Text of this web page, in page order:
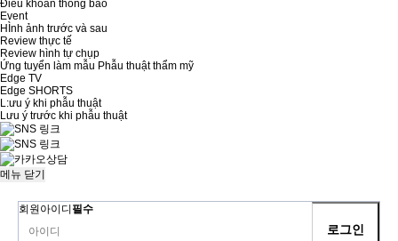
Điều khoản thông báo
Event
HÌnh ảnh trước và sau
Review thực tế
Review hình tự chụp
Ứng tuyển làm mẫu Phẫu thuật thẩm mỹ
Edge TV
Edge SHORTS
L:ưu ý khi phẫu thuật
Lưu ý trước khi phẫu thuật
메뉴 닫기
회원아이디필수